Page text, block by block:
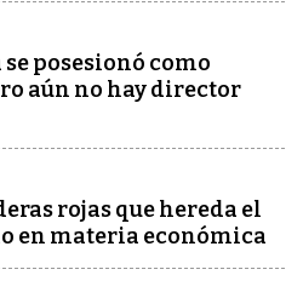
posesionó como
aún no hay director
rojas que hereda el
en materia económica